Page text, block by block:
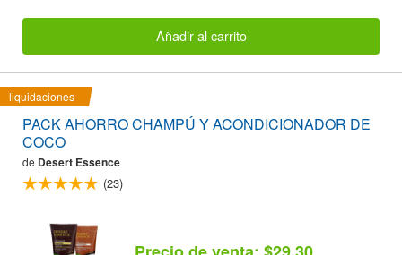
Añadir al carrito
liquidaciones
PACK AHORRO CHAMPÚ Y ACONDICIONADOR DE
COCO
de Desert Essence
(23)